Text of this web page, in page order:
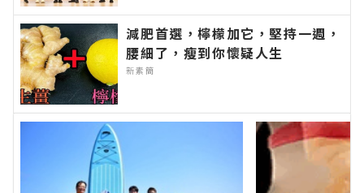
新的在地資訊！
減肥首選，檸檬加它，堅持一週，
腰細了，瘦到你懷疑人生
新素簡